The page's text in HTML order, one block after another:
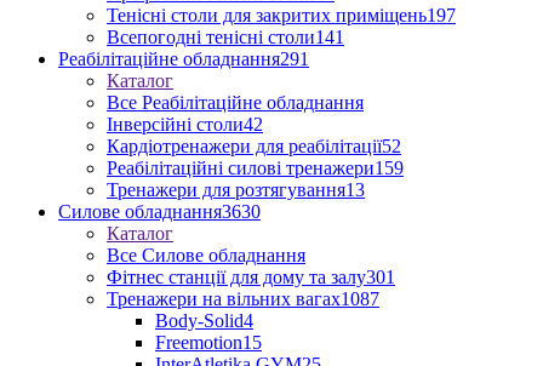
Тенісні столи для закритих приміщень197
Всепогодні тенісні столи141
Реабілітаційне обладнання291
Каталог
Все Реабілітаційне обладнання
Інверсійні столи42
Кардіотренажери для реабілітації52
Реабілітаційні силові тренажери159
Тренажери для розтягування13
Силове обладнання3630
Каталог
Все Силове обладнання
Фітнес станції для дому та залу301
Тренажери на вільних вагах1087
Body-Solid4
Freemotion15